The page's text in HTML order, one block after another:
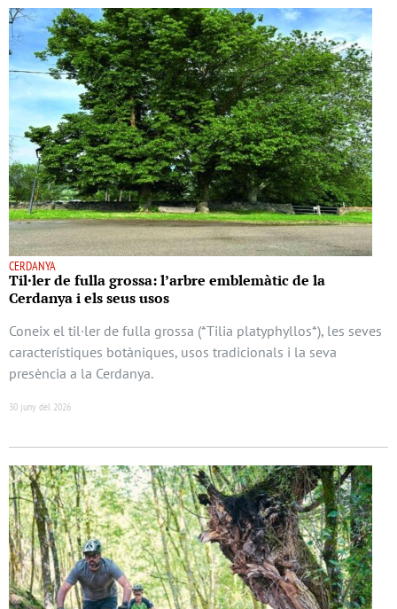
CERDANYA
Til·ler de fulla grossa: l’arbre emblemàtic de la
Cerdanya i els seus usos
Coneix el til·ler de fulla grossa (*Tilia platyphyllos*), les seves
característiques botàniques, usos tradicionals i la seva
presència a la Cerdanya.
30 juny del 2026